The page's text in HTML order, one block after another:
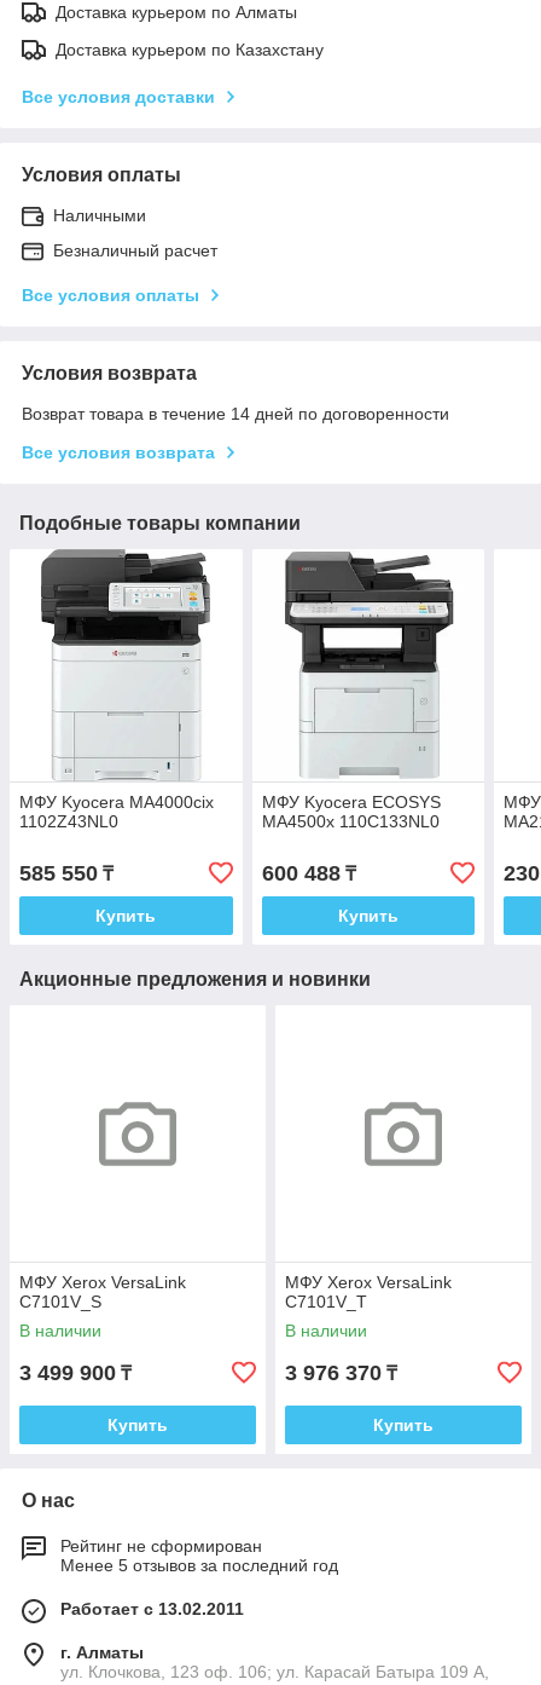
Доставка курьером по Алматы
Доставка курьером по Казахстану
Все условия доставки
Условия оплаты
Наличными
Безналичный расчет
Все условия оплаты
Условия возврата
Возврат товара в течение 14 дней по договоренности
Все условия возврата
Подобные товары компании
МФУ Kyocera MA4000cix
1102Z43NL0
585 550 ₸
Купить
МФУ Kyocera ECOSYS
MA4500x 110C133NL0
600 488₸
Купить
МФУ
Акционные предложения и новинки
МФУ Xerox VersaLink
C7101V_S
В наличии
3 499 900 ₸
Купить
МФУ Xerox VersaLink
C7101V_T
В наличии
3 976 370 ₸
Купить
О нас
Рейтинг не сформирован
Менее 5 отзывов за последний год
Работает с 13.02.2011
г. Алматы
ул. Клочкова, 123 оф. 106; ул. Карасай Батыра 109 А,